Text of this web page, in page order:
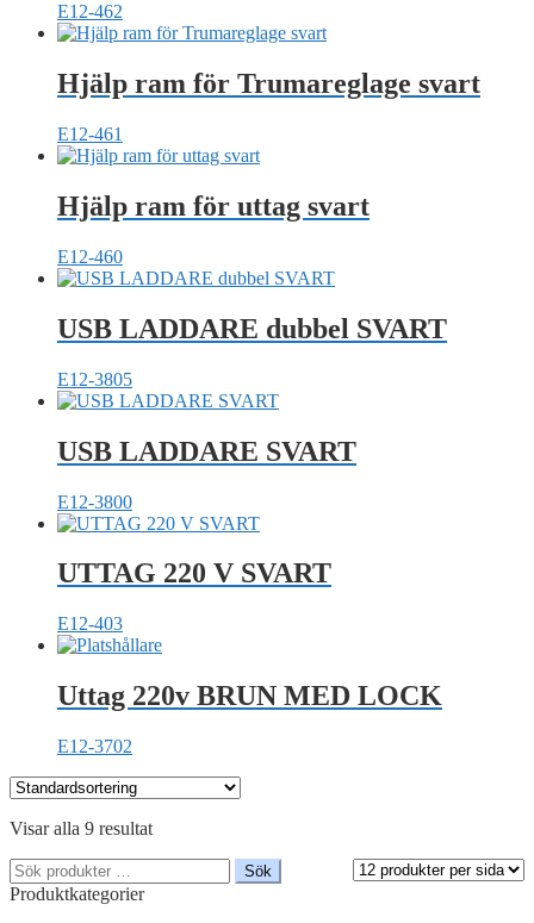
E12-462
Hjälp ram för Trumareglage svart
E12-461
Hjälp ram för uttag svart
E12-460
USB LADDARE dubbel SVART
E12-3805
USB LADDARE SVART
E12-3800
UTTAG 220 V SVART
E12-403
Uttag 220v BRUN MED LOCK
E12-3702
Visar alla 9 resultat
Sök
efter:
Sök
Produktkategorier